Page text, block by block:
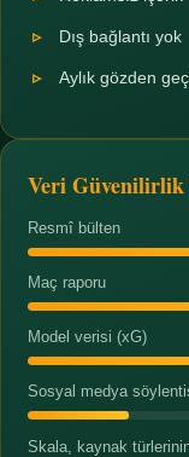
Dış bağlantı yok
Aylık gözden
Veri Güvenilirlik
Resmî bülten
Maç raporu
Model verisi (xG)
Sosyal medya
Skala, kaynak